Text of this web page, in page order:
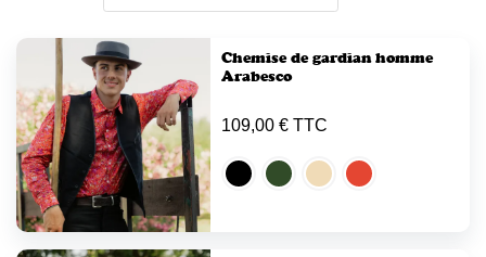
Chemise de gardian homme
Arabesco
109,00 € TTC